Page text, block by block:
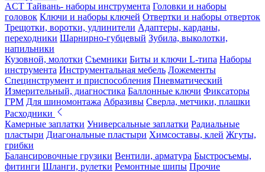
ACT Тайвань- наборы инструмента Головки и наборы
головок Ключи и наборы ключей Отвертки и наборы отверток
Трещотки, воротки, удлинители Адаптеры, карданы,
переходники Шарнирно-губцевый Зубила, выколотки,
напильники
Кузовной, молотки Съемники Биты и ключи L-типа Наборы
инструмента Инструментальная мебель Ложементы
Специнструмент и приспособления Пневматический
Измерительный, диагностика Баллонные ключи Фиксаторы
ГРМ Для шиномонтажа Абразивы Сверла, метчики, плашки
Расходники
Камерные заплатки Универсальные заплатки Радиальные
пластыри Диагональные пластыри Химсоставы, клей Жгуты,
грибки
Балансировочные грузики Вентили, арматура Быстросъемы,
фитинги Шланги, рулетки Ремонтные шипы Прочие